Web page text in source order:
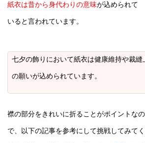
紙衣は昔から身代わりの意味が込められて
いると言われています。
七夕の飾りにおいて紙衣は健康維持や裁縫
の願いが込められています。
襟の部分をきれいに折ることがポイントなの
で、以下の記事を参考にして挑戦してみてく